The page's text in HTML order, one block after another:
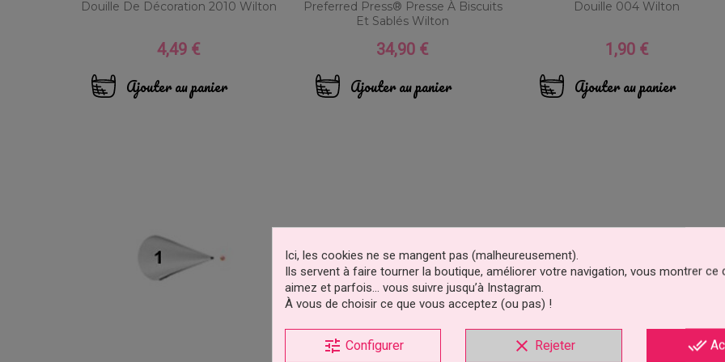
Douille De Décoration 2010 Wilton
Prix
4,49 €
Ajouter au panier
Preferred Press® Presse À Biscuits
Et Sablés Wilton
Prix
34,90 €
Ajouter au panier
Douille 004 Wilton
Prix
1,90 €
Ajouter au panier
Ici, les cookies ne se mangent pas (malheureusement).
Ils servent à faire tourner la boutique, améliorer votre navigation, vous montrer ce
aimez et parfois… vous suivre jusqu’à Instagram.
À vous de choisir ce que vous acceptez (ou pas) !
tune Configurer clear Rejeter done_all